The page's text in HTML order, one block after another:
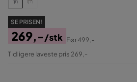
SE PRISEN!
Pris
269,-/stk
Original
Før499,-
Tidligere laveste pris 269,-